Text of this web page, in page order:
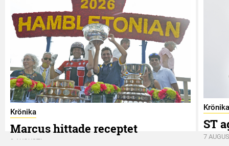
Krönika
Marcus hittade receptet
9 AUGUSTI
Krönika
ST
7